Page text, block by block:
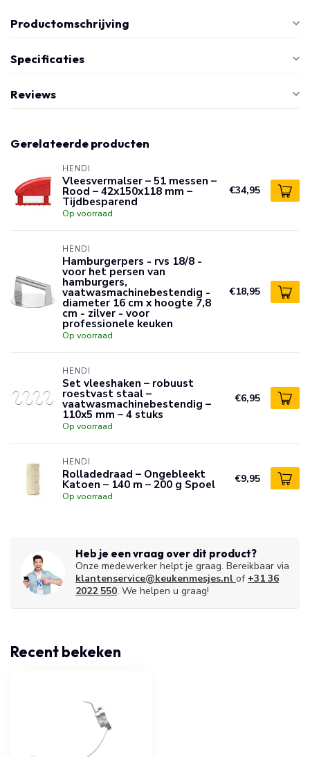
Productomschrijving
Specificaties
Reviews
Gerelateerde producten
HENDI
Vleesvermalser – 51 messen –
Rood – 42x150x118 mm –
Tijdbesparend
Op voorraad
€34,95
HENDI
Hamburgerpers - rvs 18/8 -
voor het persen van
hamburgers,
vaatwasmachinebestendig -
diameter 16 cm x hoogte 7,8
cm - zilver - voor
professionele keuken
Op voorraad
€18,95
HENDI
Set vleeshaken – robuust
roestvast staal –
vaatwasmachinebestendig –
110x5 mm – 4 stuks
Op voorraad
€6,95
HENDI
Rolladedraad – Ongebleekt
Katoen – 140 m – 200 g Spoel
Op voorraad
€9,95
Heb je een vraag over dit product?
Onze medewerker helpt je graag. Bereikbaar via
klantenservice@keukenmesjes.nl of +31 36
2022 550. We helpen u graag!
Recent bekeken